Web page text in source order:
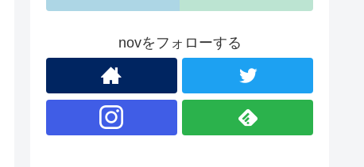
novをフォローする